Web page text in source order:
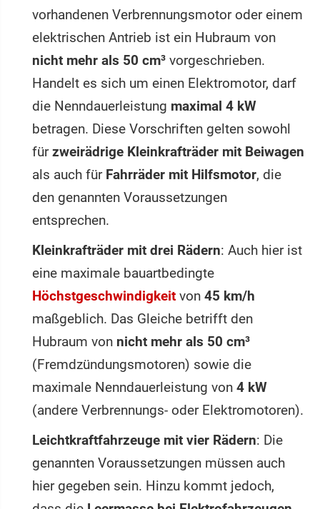
vorhandenen Verbrennungsmotor oder einem
elektrischen Antrieb ist ein Hubraum von
nicht mehr als 50 cm³ vorgeschrieben.
Handelt es sich um einen Elektromotor, darf
die Nenndauerleistung maximal 4 kW
betragen. Diese Vorschriften gelten sowohl
fürzweirädrige Kleinkrafträder mit Beiwagen
als auch für Fahrräder mit Hilfsmotor, die
den genannten Voraussetzungen
entsprechen.
Kleinkrafträder mit drei Rädern: Auch hier ist
eine maximale bauartbedingte
Höchstgeschwindigkeit von 45 km/h
maßgeblich. Das Gleiche betrifft den
Hubraum von nicht mehr als 50 cm³
(Fremdzündungsmotoren) sowie die
maximale Nenndauerleistung von 4 kW
(andere Verbrennungs- oder Elektromotoren).
Leichtkraftfahrzeuge mit vier Rädern: Die
genannten Voraussetzungen müssen auch
hier gegeben sein. Hinzu kommt jedoch,